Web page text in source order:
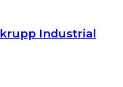
Industrial